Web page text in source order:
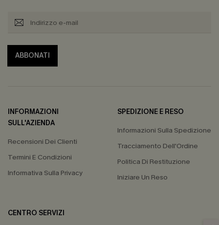
ABBONATI
INFORMAZIONI
SULL'AZIENDA
Recensioni Dei Clienti
Termini E Condizioni
Informativa Sulla Privacy
SPEDIZIONE E RESO
Informazioni Sulla Spedizione
Tracciamento Dell'Ordine
Politica Di Restituzione
Iniziare Un Reso
CENTRO SERVIZI